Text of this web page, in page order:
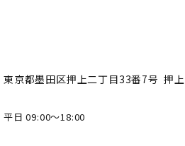
東京都墨田区押上二丁目33番7号 押
平日 09:00～18:00